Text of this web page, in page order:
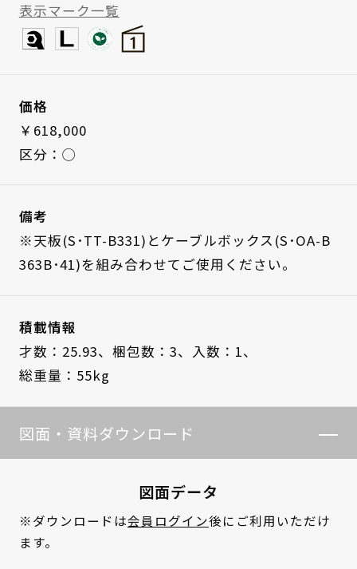
表示マーク一覧
価格
￥618,000
区分：◯
備考
※天板(S･TT-B331)とケーブルボックス(S･OA-B
363B･41)を組み合わせてご使用ください。
積載情報
才数：25.93、 梱包数：3、 入数：1、
総重量：55kg
図面・資料ダウンロード
図面データ
※ダウンロードは会員ログイン後にご利用いただけ
ます。